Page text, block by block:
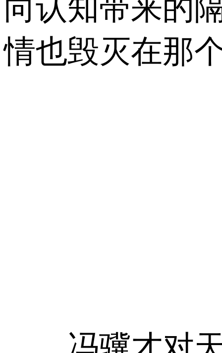
向认知带来的
情也毁灭在那